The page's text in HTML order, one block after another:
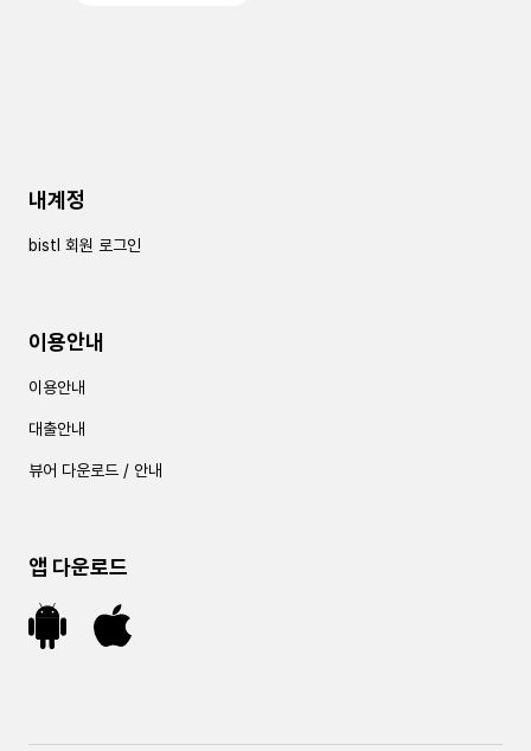
내계정
bistl 회원 로그인
이용안내
이용안내
대출안내
뷰어 다운로드 / 안내
앱 다운로드